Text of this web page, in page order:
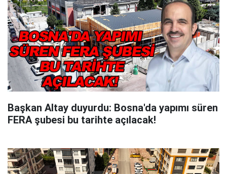
Başkan Altay duyurdu: Bosna'da yapımı süren
FERA şubesi bu tarihte açılacak!